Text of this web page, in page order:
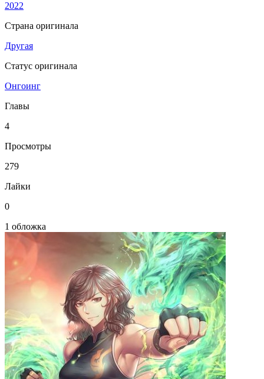
2022
Страна оригинала
Другая
Статус оригинала
Онгоинг
Главы
4
Просмотры
279
Лайки
0
1 обложка